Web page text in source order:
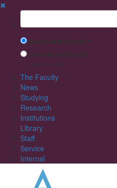
✖
Suchbegriff
Search with Google™
Use Internal Search
The Faculty
News
Studying
Research
Institutions
Library
Staff
Service
Internal